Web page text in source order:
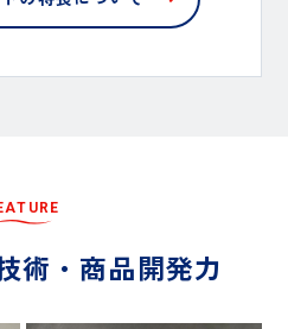
AT UR E
術 ・ 商品開発力